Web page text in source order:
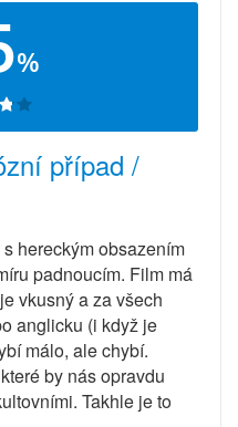
%
případ /
hereckým obsazením
padnoucím. Film má
vkusný a za všech
anglicku (i když je
málo, ale chybí.
by nás opravdu
Takhle je to